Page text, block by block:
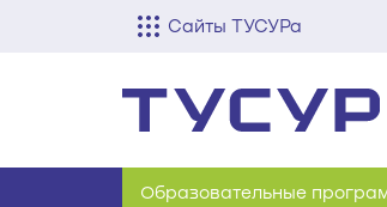
Сайты ТУСУРа
Образовательные